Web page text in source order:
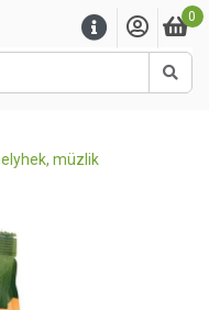
0
müzlik